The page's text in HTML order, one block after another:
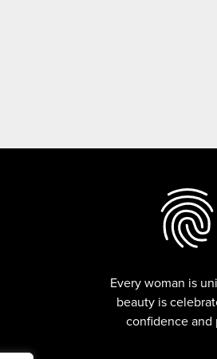
Every woman is
beauty is
confidence and